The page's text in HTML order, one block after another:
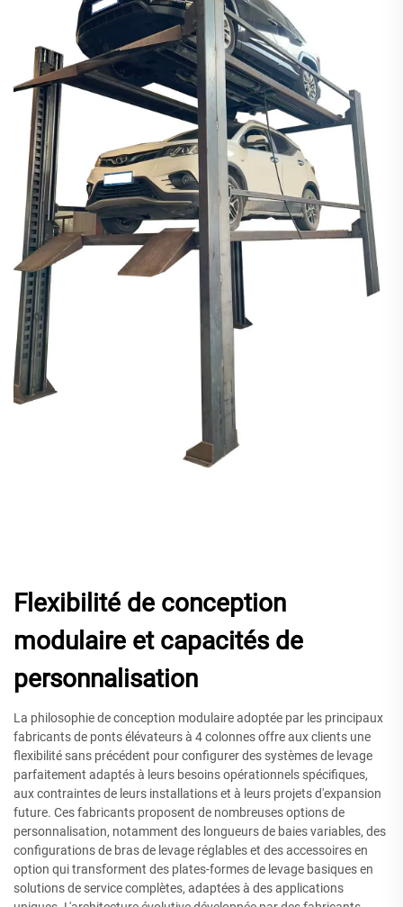
Flexibilité de conception
modulaire et capacités de
personnalisation
La philosophie de conception modulaire adoptée par les principaux
fabricants de ponts élévateurs à 4 colonnes offre aux clients une
flexibilité sans précédent pour configurer des systèmes de levage
parfaitement adaptés à leurs besoins opérationnels spécifiques,
aux contraintes de leurs installations et à leurs projets d'expansion
future. Ces fabricants proposent de nombreuses options de
personnalisation, notamment des longueurs de baies variables, des
configurations de bras de levage réglables et des accessoires en
option qui transforment des plates-formes de levage basiques en
solutions de service complètes, adaptées à des applications